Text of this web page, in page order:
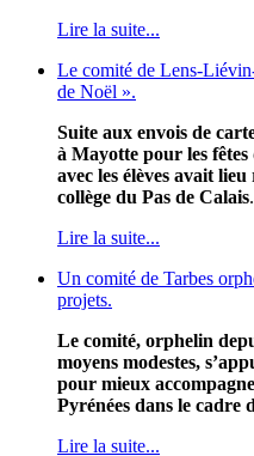
Lire la suite...
Le comité de Lens-
de Noël ».
Suite aux envois de
à Mayotte pour les
avec les élèves avait
collège du Pas de Calais
Lire la suite...
Un comité de Tarbes
projets.
Le comité, orphelin
moyens modestes,
pour mieux
Pyrénées dans le cadre
Lire la suite...